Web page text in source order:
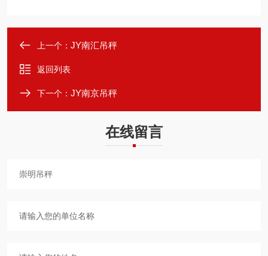
上一个： JY南汇吊秤
返回列表
下一个： JY南京吊秤
在线留言